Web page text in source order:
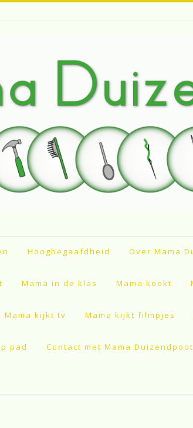
Hoogbegaafdheid Over Mama
Mama in de klas Mama kookt
Mama kijkt tv Mama kijkt filmpjes
pad Contact met Mama Duizendpoot